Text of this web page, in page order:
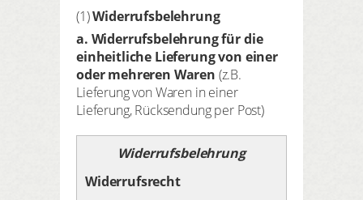
(1)Widerrufsbelehrung
a. Widerrufsbelehrung für die
einheitliche Lieferung von einer
oder mehreren Waren (z.B.
Lieferung von Waren in einer
Lieferung, Rücksendung per Post)
Widerrufsbelehrung
Widerrufsrecht